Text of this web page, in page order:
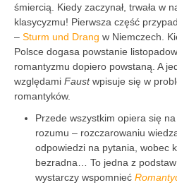
śmiercią. Kiedy zaczynał, trwała w
klasycyzmu! Pierwsza część
– Sturm und Drang w Niemczech.
Polsce dogasa powstanie
romantyzmu dopiero powstaną. A
względami Faustwpisuje się w
romantyków.
Przede wszystkim opiera się
rozumu – rozczarowaniu
odpowiedzi na pytania, wobec
bezradna… To jedna z
wystarczy wspomnieć